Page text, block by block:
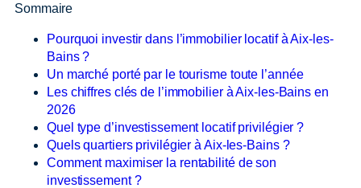
Sommaire
Pourquoi investir dans l’immobilier locatif à Aix-les-
Bains ?
Un marché porté par le tourisme toute l’année
Les chiffres clés de l’immobilier à Aix-les-Bains en
2026
Quel type d’investissement locatif privilégier ?
Quels quartiers privilégier à Aix-les-Bains ?
Comment maximiser la rentabilité de son
investissement ?